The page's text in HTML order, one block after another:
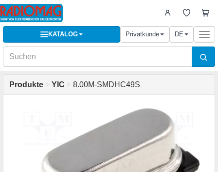
KATALOG Privatkunde DE
Produkte > YIC > 8.00M-SMDHC49S